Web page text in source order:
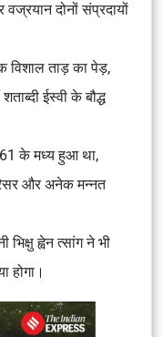
वज्रयान दोनों संप्रदायों
विशाल ताड़ का पेड़,
ईस्वी के बौद्ध
के मध्य हुआ था,
और अनेक मन्नत
ह्वेन त्सांग ने भी
होगा।